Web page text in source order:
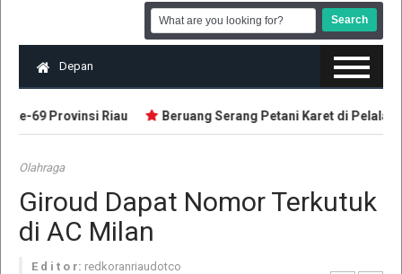
Depan
69 Provinsi Riau Beruang Serang Petani Karet di Pelalawan
Olahraga
Giroud Dapat Nomor Terkutuk
di AC Milan
E d i t o r: redkoranriaudotco